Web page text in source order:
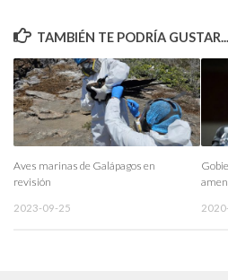
TAMBIÉN TE PODRÍA GUSTAR...
Aves marinas de Galápagos en
revisión
2023-09-25